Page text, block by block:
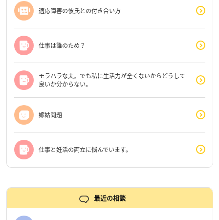
適応障害の彼氏との付き合い方
仕事は誰のため？
モラハラな夫。でも私に生活力が全くないからどうして
良いか分からない。
嫁姑問題
仕事と妊活の両立に悩んでいます。
最近の相談